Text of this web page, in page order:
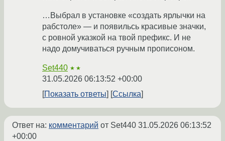
…Выбрал в установке «создать ярлычки на
рабстоле» — и появильсь красивые значки,
с ровной указкой на твой префикс. И не
надо домучиваться ручным прописоном.
Set440 ★★
31.05.2026 06:13:52 +00:00
Показать ответы
Ссылка
Ответ на: комментарий от Set440 31.05.2026 06:13:52
+00:00